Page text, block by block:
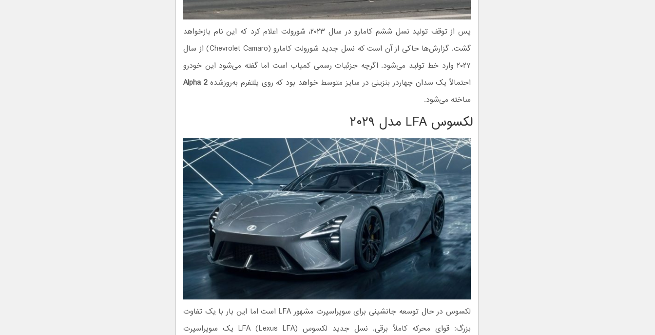
پس از توقف تولید نسل ششم کامارو در سال ۲۰۲۳، شورولت اعلام کرد که این نام بازخواهد
گشت. گزارش‌ها حاکی از آن است که نسل جدید شورولت کامارو (Chevrolet Camaro) از سال
۲۰۲۷ وارد خط تولید می‌شود. اگرچه جزئیات رسمی کمیاب است اما گفته می‌شود این خودرو
احتمالاً یک سدان چهاردر بنزینی در سایز متوسط خواهد بود که روی پلتفرم به‌روزشدهAlpha 2
ساخته می‌شود.
لکسوس LFA مدل ۲۰۲۹
لکسوس در حال توسعه جانشینی برای سوپراسپرت مشهور LFA است اما این بار با یک تفاوت
بزرگ: قوای محرکه کاملاً برقی. نسل جدید لکسوس LFA (Lexus LFA) یک سوپراسپرت